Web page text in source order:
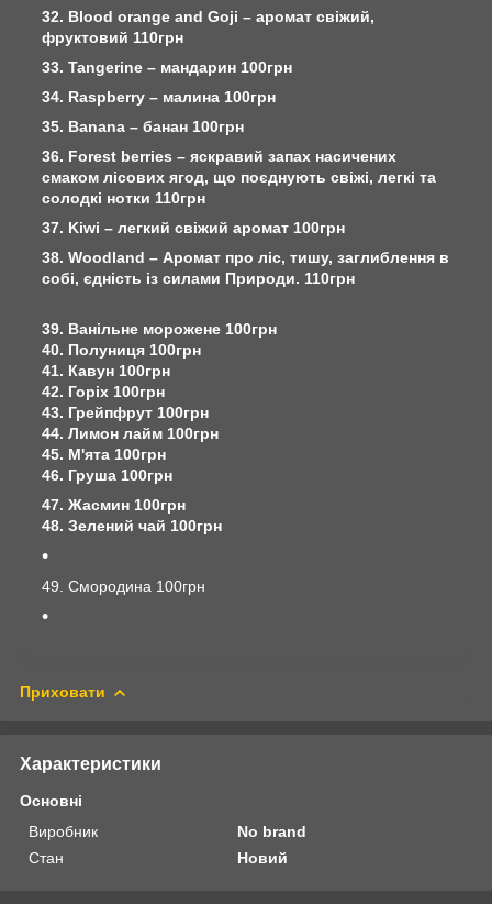
32. Blood orange and Goji – аромат свіжий,
фруктовий 110грн
33. Tangerine – мандарин 100грн
34. Raspberry – малина 100грн
35. Banana – банан 100грн
36. Forest berries – яскравий запах насичених
смаком лісових ягод, що поєднують свіжі, легкі та
солодкі нотки 110грн
37. Kiwi – легкий свіжий аромат 100грн
38. Woodland – Аромат про ліс, тишу, заглиблення в
собі, єдність із силами Природи. 110грн
39. Ванільне морожене 100грн
40. Полуниця 100грн
41. Кавун 100грн
42. Горіх 100грн
43. Грейпфрут 100грн
44. Лимон лайм 100грн
45. М'ята 100грн
46. Груша 100грн
47. Жасмин 100грн
48. Зелений чай 100грн
49. Смородина 100грн
Приховати
Характеристики
Основні
Виробник
No brand
Стан
Новий